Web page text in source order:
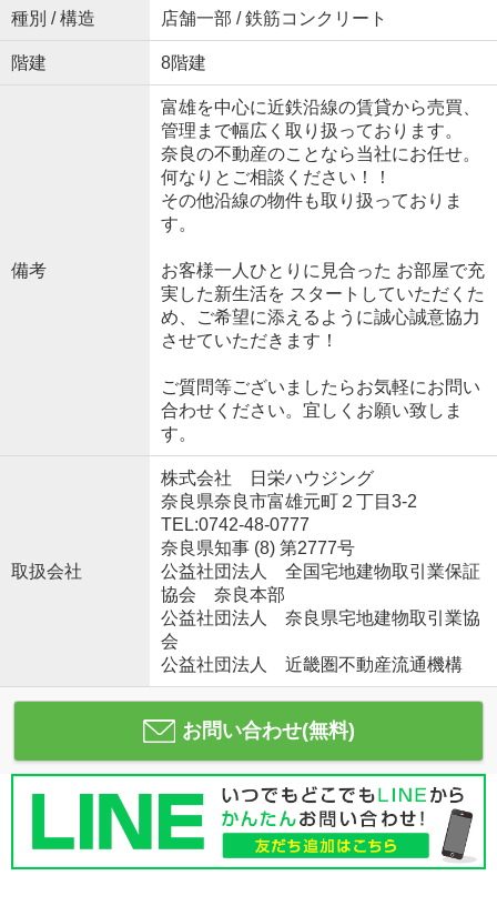
種別 / 構造 店舗一部 / 鉄筋コンクリート
階建 8階建
備考
富雄を中心に近鉄沿線の賃貸から売買、
管理まで幅広く取り扱っております。
奈良の不動産のことなら当社にお任せ。
何なりとご相談ください！！
その他沿線の物件も取り扱っておりま
す。
お客様一人ひとりに見合った お部屋で充
実した新生活を スタートしていただくた
め、ご希望に添えるように誠心誠意協力
させていただきます！
ご質問等ございましたらお気軽にお問い
合わせください。宜しくお願い致しま
す。
取扱会社
株式会社 日栄ハウジング
奈良県奈良市富雄元町２丁目3-2
TEL:0742-48-0777
奈良県知事 (8) 第2777号
公益社団法人 全国宅地建物取引業保証
協会 奈良本部
公益社団法人 奈良県宅地建物取引業協
会
公益社団法人 近畿圏不動産流通機構
お問い合わせ(無料)